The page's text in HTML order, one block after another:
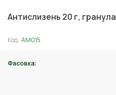
Антислизень 20 г, гранула
Код: АМ015
Фасовка: